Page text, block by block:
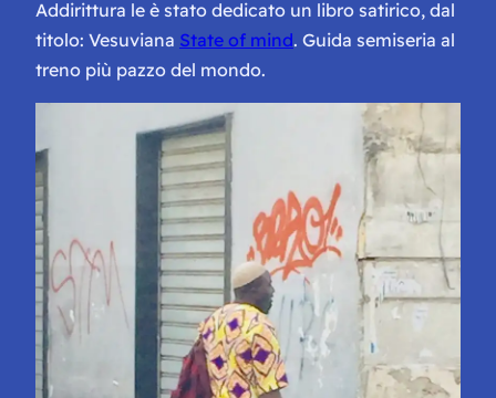
Addirittura le è stato dedicato un libro satirico, dal
titolo: Vesuviana State of mind. Guida semiseria al
treno più pazzo del mondo.